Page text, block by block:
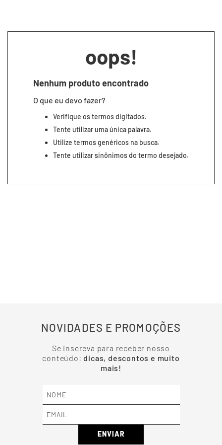
oops!
Nenhum produto encontrado
O que eu devo fazer?
Verifique os termos digitados.
Tente utilizar uma única palavra.
Utilize termos genéricos na busca.
Tente utilizar sinônimos do termo desejado.
NOVIDADES E PROMOÇÕES
Se inscreva para receber nosso
conteúdo: dicas, descontos e muito
mais!
ENVIAR
10º meia masculina